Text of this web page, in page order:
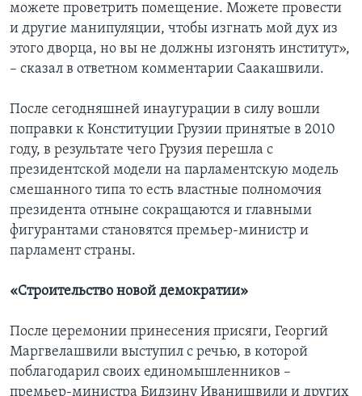
можете проветрить помещение. Можете провести
и другие манипуляции, чтобы изгнать мой дух из
этого дворца, но вы не должны изгонять институт»,
– сказал в ответном комментарии Саакашвили.
После сегодняшней инаугурации в силу вошли
поправки к Конституции Грузии принятые в 2010
году, в результате чего Грузия перешла с
президентской модели на парламентскую модель
смешанного типа то есть властные полномочия
президента отныне сокращаются и главными
фигурантами становятся премьер-министр и
парламент страны.
«Строительство новой демократии»
После церемонии принесения присяги, Георгий
Маргвелашвили выступил с речью, в которой
поблагодарил своих единомышленников –
премьер-министра Бидзину Иванишвили и других